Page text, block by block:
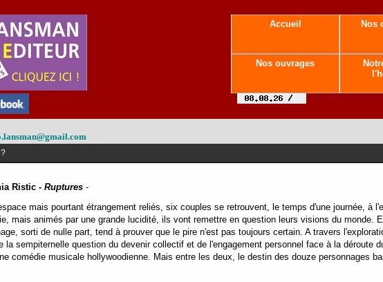
Accueil Nos
Nos ouvrages
Ristic - Ruptures -
mais pourtant étrangement reliés, six couples se retrouvent, le temps d'une journée, à
mais animés par une grande lucidité, ils vont remettre en question leurs visions du monde.
sorti de nulle part, tend à prouver que le pire n'est pas toujours certain. A travers
la sempiternelle question du devenir collectif et de l'engagement personnel face à la déroute
comédie musicale hollywoodienne. Mais entre les deux, le destin des douze personnages